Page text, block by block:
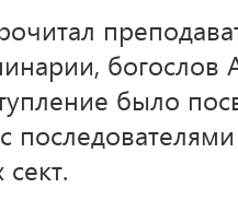
было